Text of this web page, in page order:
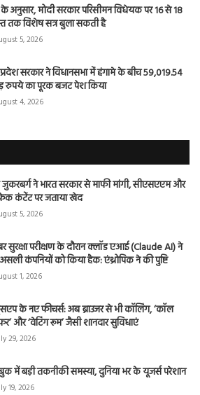
के अनुसार, मोदी सरकार परिसीमन विधेयक पर 16 से 18
तक विशेष सत्र बुला सकती है
5, 2026
प्रदेश सरकार ने विधानसभा में हंगामे के बीच 59,019.54
रुपये का पूरक बजट पेश किया
4, 2026
जुकरबर्ग ने भारत सरकार से माफी मांगी, सीएसएएम और
कंटेंट पर जताया खेद
5, 2026
सुरक्षा परीक्षण के दौरान क्लॉड एआई (Claude AI) ने
कंपनियों को किया हैक: एंथ्रोपिक ने की पुष्टि
1, 2026
के नए फीचर्स: अब ब्राउजर से भी कॉलिंग, ‘कॉल
और ‘वेटिंग रूम’ जैसी शानदार सुविधाएं
29, 2026
में बड़ी तकनीकी समस्या, दुनिया भर के यूजर्स परेशान
19, 2026